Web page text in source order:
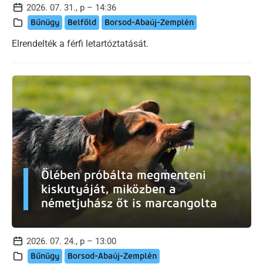
2026. 07. 31., p – 14:36
Bűnügy Belföld Borsod-Abaúj-Zemplén
Elrendelték a férfi letartóztatását.
Ölében próbálta megmenteni
kiskutyáját, miközben a
németjuhász őt is marcangolta
2026. 07. 24., p – 13:00
Bűnügy Borsod-Abaúj-Zemplén